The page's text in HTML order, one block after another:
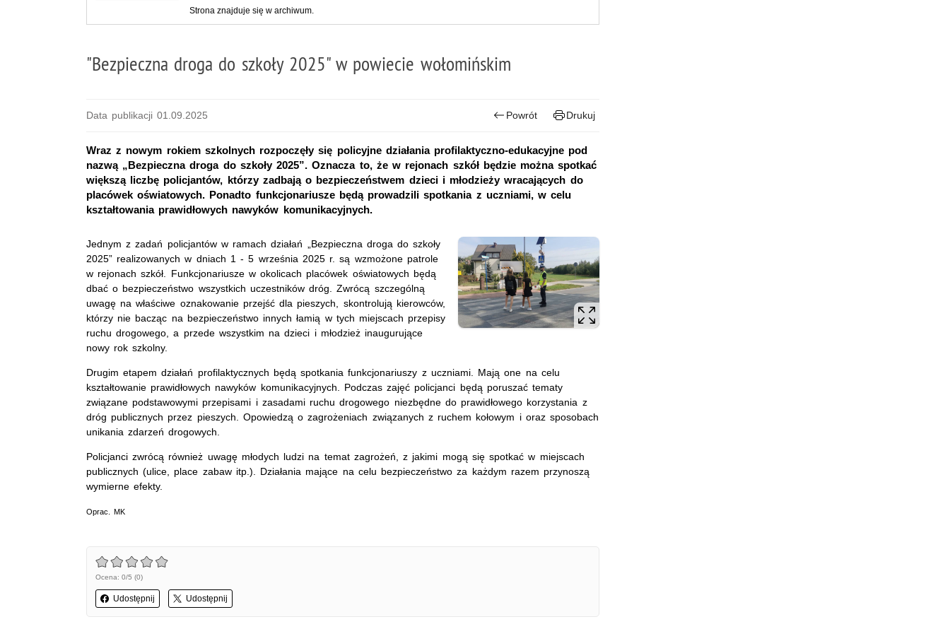
Strona znajduje się w archiwum.
"Bezpieczna droga do szkoły 2025" w powiecie wołomińskim
Data publikacji 01.09.2025 Powrót Drukuj
Wraz z nowym rokiem szkolnych rozpoczęły się policyjne działania profilaktyczno-edukacyjne pod
nazwą „Bezpieczna droga do szkoły 2025”. Oznacza to, że w rejonach szkół będzie można spotkać
większą liczbę policjantów, którzy zadbają o bezpieczeństwem dzieci i młodzieży wracających do
placówek oświatowych. Ponadto funkcjonariusze będą prowadzili spotkania z uczniami, w celu
kształtowania prawidłowych nawyków komunikacyjnych.
Jednym z zadań policjantów w ramach działań „Bezpieczna droga do szkoły
2025” realizowanych w dniach 1 - 5 września 2025 r. są wzmożone patrole
w rejonach szkół. Funkcjonariusze w okolicach placówek oświatowych będą
dbać o bezpieczeństwo wszystkich uczestników dróg. Zwrócą szczególną
uwagę na właściwe oznakowanie przejść dla pieszych, skontrolują kierowców,
którzy nie bacząc na bezpieczeństwo innych łamią w tych miejscach przepisy
ruchu drogowego, a przede wszystkim na dzieci i młodzież inaugurujące
nowy rok szkolny.
Drugim etapem działań profilaktycznych będą spotkania funkcjonariuszy z uczniami. Mają one na celu
kształtowanie prawidłowych nawyków komunikacyjnych. Podczas zajęć policjanci będą poruszać tematy
związane podstawowymi przepisami i zasadami ruchu drogowego niezbędne do prawidłowego korzystania z
dróg publicznych przez pieszych. Opowiedzą o zagrożeniach związanych z ruchem kołowym i oraz sposobach
unikania zdarzeń drogowych.
Policjanci zwrócą również uwagę młodych ludzi na temat zagrożeń, z jakimi mogą się spotkać w miejscach
publicznych (ulice, place zabaw itp.). Działania mające na celu bezpieczeństwo za każdym razem przynoszą
wymierne efekty.
Oprac. MK
Ocena: 0/5 (0)
Udostępnij Udostępnij